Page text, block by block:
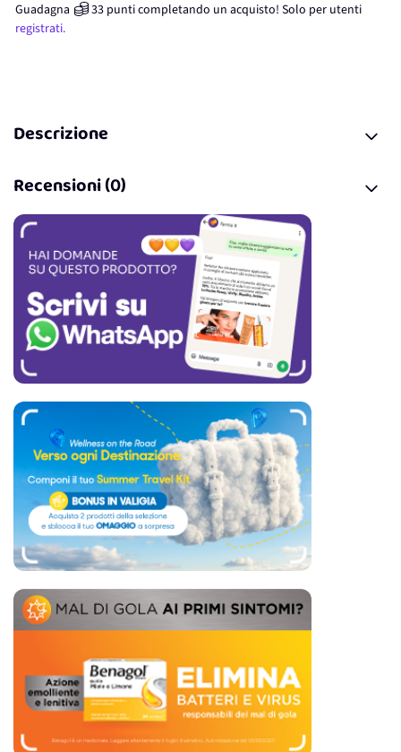
Guadagna 33 punticompletando un acquisto! Solo per utenti
registrati.
Descrizione
Recensioni (0)